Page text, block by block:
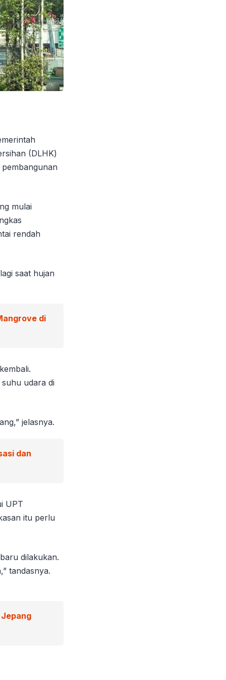
(DLHK)
mulai
rendah
saat hujan
di
udara di
jelasnya.
dan
UPT
itu perlu
dilakukan.
tandasnya.